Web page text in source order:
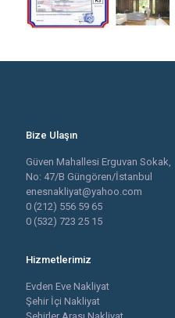
Bize Ulaşın
Güven Mahallesi Erguvan Sokak,
No: 47/B Güngören/İstanbul
enesnakliyat@yahoo.com
0 (212) 556 59 65
0 (532) 723 25 15
Hizmetlerimiz
Evden Eve Nakliyat
Şehir İçi Nakliyat